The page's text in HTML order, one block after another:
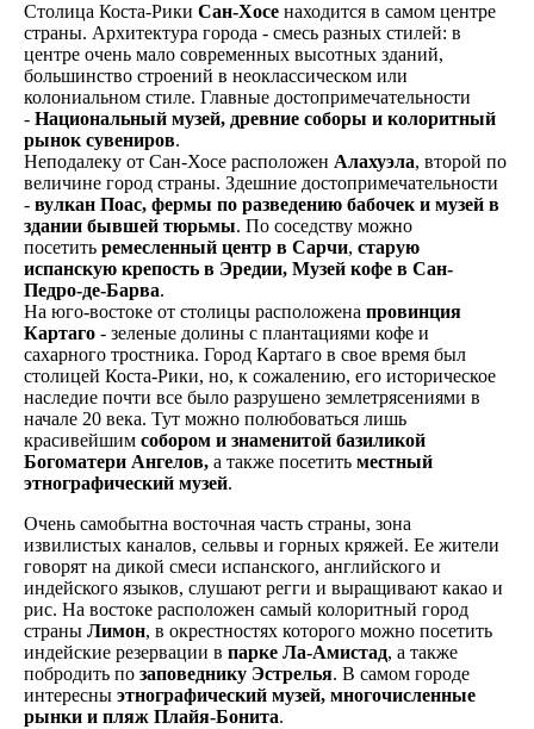
Столица Коста-РикиСан-Хосе находится в самом центре
страны. Архитектура города - смесь разных стилей: в
центре очень мало современных высотных зданий,
большинство строений в неоклассическом или
колониальном стиле. Главные достопримечательности
-Национальный музей, древние соборы и колоритный
рынок сувениров.
Неподалеку от Сан-Хосе расположен Алахуэла, второй по
величине город страны. Здешние достопримечательности
-вулкан Поас, фермы по разведению бабочек и музей в
здании бывшей тюрьмы. По соседству можно
посетитьремесленный центр в Сарчи,старую
испанскую крепость в Эредии, Музей кофе в Сан-
Педро-де-Барва.
На юго-востоке от столицы расположенапровинция
Картаго - зеленые долины с плантациями кофе и
сахарного тростника. Город Картаго в свое время был
столицей Коста-Рики, но, к сожалению, его историческое
наследие почти все было разрушено землетрясениями в
начале 20 века. Тут можно полюбоваться лишь
красивейшимсобором и знаменитой базиликой
Богоматери Ангелов, а также посетитьместный
этнографический музей.
Очень самобытна восточная часть страны, зона
извилистых каналов, сельвы и горных кряжей. Ее жители
говорят на дикой смеси испанского, английского и
индейского языков, слушают регги и выращивают какао и
рис. На востоке расположен самый колоритный город
страныЛимон, в окрестностях которого можно посетить
индейские резервации впарке Ла-Амистад, а также
побродить позаповеднику Эстрелья. В самом городе
интересныэтнографический музей, многочисленные
рынки и пляж Плайя-Бонита.